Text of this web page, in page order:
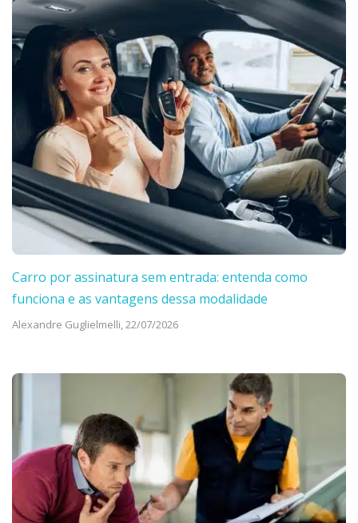
Carro por assinatura sem entrada: entenda como
funciona e as vantagens dessa modalidade
Alexandre Guglielmelli,22/07/2026